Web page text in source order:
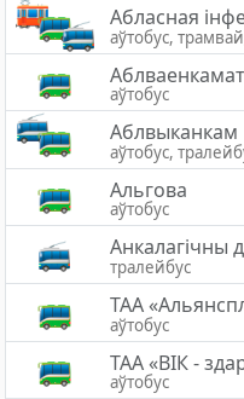
Абласная
аўтобус,
Аблваенкамат
аўтобус
Аблвыканкам
аўтобус,
Альгова
аўтобус
Анкалагічны
тралейбус
ТАА
аўтобус
ТАА «ВІК -
аўтобус